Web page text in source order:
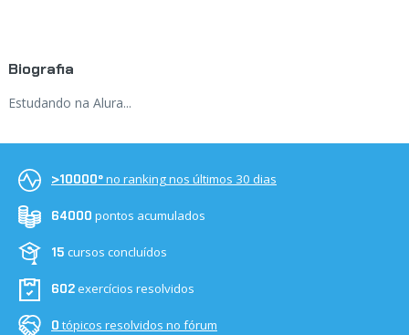
Biografia
Estudando na Alura...
>10000ºno ranking nos últimos 30 dias
64000 pontos acumulados
15 cursos concluídos
602exercícios resolvidos
0 tópicos resolvidos no fórum